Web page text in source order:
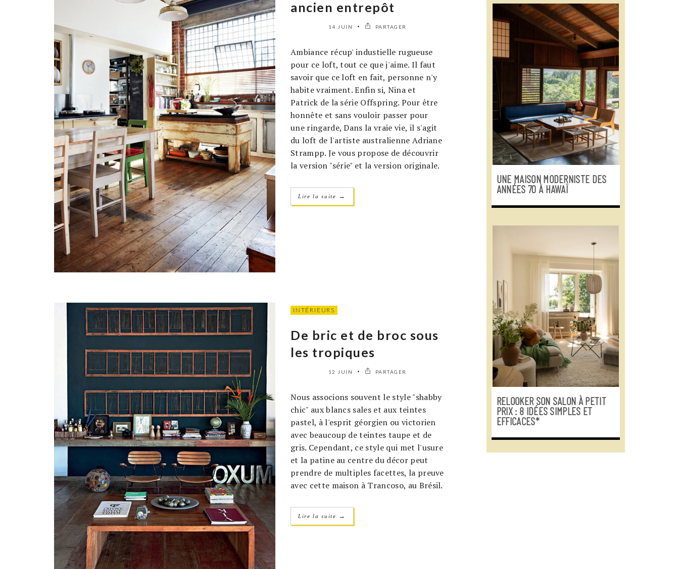
ancien entrepôt
14 JUIN PARTAGER
Ambiance récup' industielle rugueuse
pour ce loft, tout ce que j'aime. Il faut
savoir que ce loft en fait, personne n'y
habite vraiment. Enfin si, Nina et
Patrick de la série Offspring. Pour être
honnête et sans vouloir passer pour
une ringarde, Dans la vraie vie, il s'agit
du loft de l'artiste australienne Adriane
Strampp. Je vous propose de découvrir
la version "série" et la version originale.
Lire la suite →
INTÉRIEURS
De bric et de broc sous
les tropiques
12 JUIN PARTAGER
Nous associons souvent le style "shabby
chic" aux blancs sales et aux teintes
pastel, à l'esprit géorgien ou victorien
avec beaucoup de teintes taupe et de
gris. Cependant, ce style qui met l'usure
et la patine au centre du décor peut
prendre de multiples facettes, la preuve
avec cette maison à Trancoso, au Brésil.
Lire la suite →
UNE MAISON MODERNISTE DES
ANNÉES 70 À HAWAÏ
RELOOKER SON SALON À PETIT
PRIX : 8 IDÉES SIMPLES ET
EFFICACES*